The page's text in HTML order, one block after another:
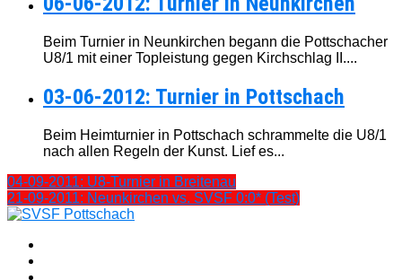
Beim Turnier in Neunkirchen begann die Pottschacher
U8/1 mit einer Topleistung gegen Kirchschlag II....
03-06-2012: Turnier in Pottschach
Beim Heimturnier in Pottschach schrammelte die U8/1
nach allen Regeln der Kunst. Lief es...
04-09-2011: U8-Turnier in Breitenau
21-09-2011: Neunkirchen vs. SVSF 0:0* (Test)